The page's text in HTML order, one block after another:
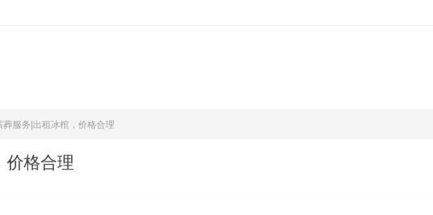
葬服务|出租冰棺，价格合理
价格合理